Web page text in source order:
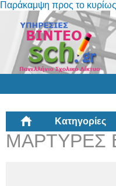
Παράκαμψη προς το κυρίως
Κατηγορίες
ΜΑΡΤΥΡΕΣ